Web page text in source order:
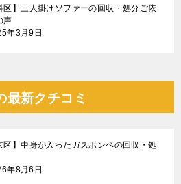
区】三人掛けソファーの回収・処分ご依
声
年3月9日
最新クチコミ
区】中身が入ったガスボンベの回収・処
年8月6日